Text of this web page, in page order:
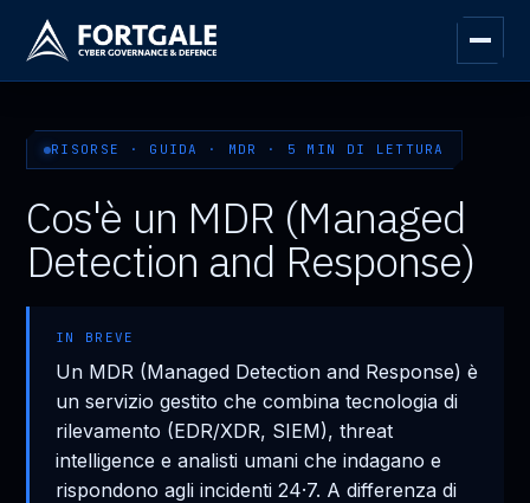
RISORSE · GUIDA · MDR · 5 MIN DI LETTURA
Cos'è un MDR (Managed
Detection and Response)
IN BREVE
Un MDR (Managed Detection and Response) è
un servizio gestito che combina tecnologia di
rilevamento (EDR/XDR, SIEM), threat
intelligence e analisti umani che indagano e
rispondono agli incidenti 24·7. A differenza di